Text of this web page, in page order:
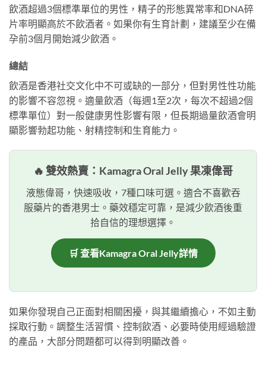
飲酒超過3個標準單位的男性，精子的形態異常率和DNA碎
片率明顯高於不飲酒者。如果你有生育計劃，建議至少在備
孕前3個月開始減少飲酒。
總結
飲酒是香港社交文化中不可或缺的一部分，但對男性性功能
的影響不容忽視。適量飲酒（每週1至2次，每次不超過2個
標準單位）對一般健康男性影響有限，但長期過量飲酒會明
顯影響勃起功能、射精控制和生育能力。
🔥 雙效熱賣：Kamagra Oral Jelly 果凍偉哥
液態偉哥，快速吸收，7種口味可選。適合不喜歡吞
服藥片的香港男士。藥效穩定可靠，是減少飲酒後重
拾自信的理想選擇。
🛒 查看Kamagra Oral Jelly詳情
如果你發現自己正面對相關困擾，與其繼續擔心，不如主動
採取行動。調整生活習慣、控制飲酒、必要時使用經過驗證
的產品，大部分問題都可以得到明顯改善。